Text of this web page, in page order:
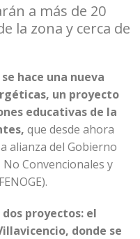
a más de 20
la zona y cerca de
se hace una nueva
un proyecto
educativas de la
que desde ahora
alianza del Gobierno
Convencionales y
proyectos: el
donde se